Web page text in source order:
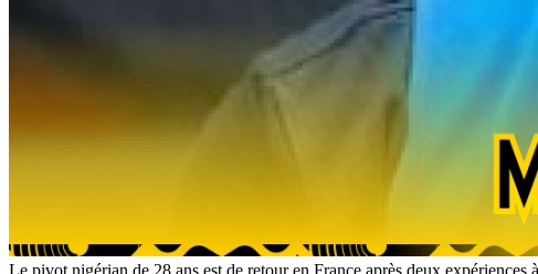
Le pivot nigérian de 28 ans est de retour en France après deux